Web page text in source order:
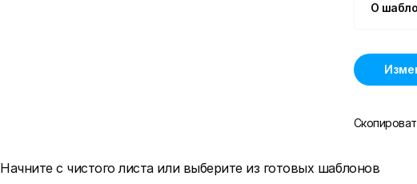
О
Начните с чистого листа или выберите из готовых шаблонов